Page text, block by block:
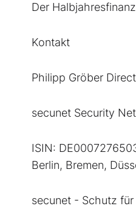
Der
Kontakt
Philipp Gröber
secunet Security
ISIN:
Berlin, Bremen,
secunet - Schutz